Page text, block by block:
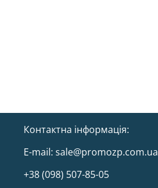
Контактна інформація:
E-mail:sale@promozp.com.ua
+38 (098) 507-85-05